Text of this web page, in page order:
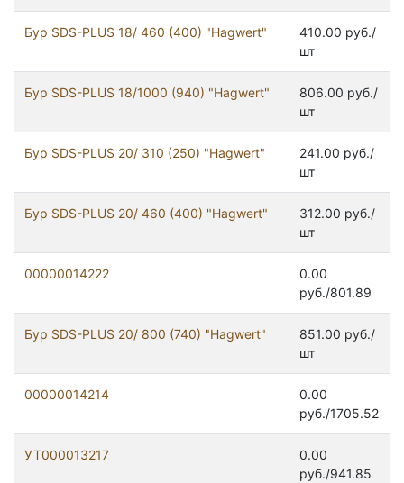
Бур SDS-PLUS 18/ 460 (400) "Hagwert"
410.00 руб./
шт
Бур SDS-PLUS 18/1000 (940) "Hagwert"
806.00 руб./
шт
Бур SDS-PLUS 20/ 310 (250) "Hagwert"
241.00 руб./
шт
Бур SDS-PLUS 20/ 460 (400) "Hagwert"
312.00 руб./
шт
00000014222
0.00
руб./801.89
Бур SDS-PLUS 20/ 800 (740) "Hagwert"
851.00 руб./
шт
00000014214
0.00
руб./1705.52
УТ000013217
0.00
руб./941.85